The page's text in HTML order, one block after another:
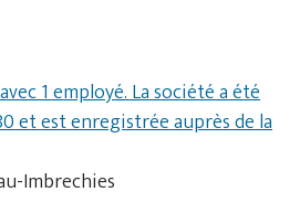
1 employé. La société a été
et est enregistrée auprès de la
Imbrechies